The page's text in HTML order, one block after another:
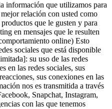
información que utilizamos para
relación con usted como
que le gusten y para
en mensajes que le resulten
online) Esto
sociales que está disponible
su uso de las redes
en las redes sociales, sus
sus conexiones en las
nos es transmitida a través
Snapchat, Instagram,
con las que tenemos